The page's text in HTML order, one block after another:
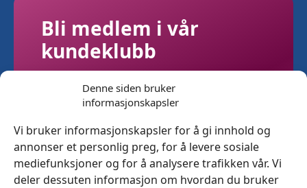
Denne siden bruker
informasjonskapsler
Vi bruker informasjonskapsler for å gi innhold og
annonser et personlig preg, for å levere sosiale
mediefunksjoner og for å analysere trafikken vår. Vi
deler dessuten informasjon om hvordan du bruker
Bli medlem i vår
kundeklubb
Få 10% rabattkupong på ditt neste
kjøp
Faste og og eksklusive tilbud kun for
våre medlemmer
Bonuspoeng: Opparbeid deg poeng
på alt du handler